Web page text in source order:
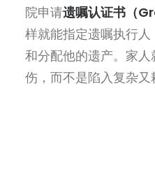
院申请遗嘱认证书（
样就能指定遗嘱执行
和分配他的遗产。家
伤，而不是陷入复杂